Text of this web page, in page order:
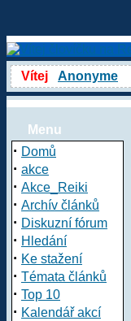
Vítej Anonyme
Menu
· Domů
· akce
· Akce_Reiki
· Archív článků
· Diskuzní fórum
· Hledání
· Ke stažení
· Témata článků
· Top 10
· Kalendář akcí